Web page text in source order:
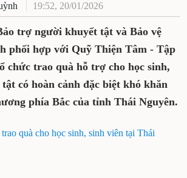
19:52, 20/01/2026
trợ người khuyết tật và Bảo vệ
phối hợp với Quỹ Thiện Tâm - Tập
chức trao quà hỗ trợ cho học sinh,
có hoàn cảnh đặc biệt khó khăn
phía Bắc của tỉnh Thái Nguyên.
quà cho học sinh, sinh viên tại Thái